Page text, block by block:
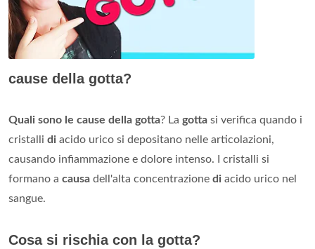
cause della gotta?
Quali sono le cause della gotta? La gotta si verifica quando i
cristalli di acido urico si depositano nelle articolazioni,
causando infiammazione e dolore intenso. I cristalli si
formano a causa dell'alta concentrazione di acido urico nel
sangue.
Cosa si rischia con la gotta?